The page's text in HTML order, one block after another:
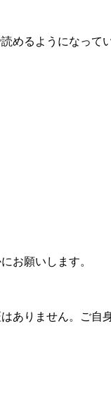
めるようになって
お願いします。
ありません。ご自